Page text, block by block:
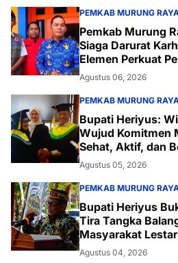
PEMKAB MURUNG
Pemkab Murung
Siaga Darurat
Elemen Perkuat
Agustus 06, 2026
PEMKAB MURUNG
Bupati Heriyus:
Wujud Komitmen
Sehat, Aktif, dan
Agustus 05, 2026
PEMKAB MURUNG
Bupati Heriyus
Tira Tangka
Masyarakat
Agustus 04, 2026